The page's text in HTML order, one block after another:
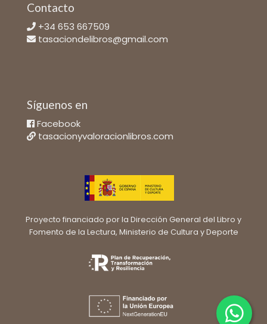
Contacto
+34 653 667509
tasaciondelibros@gmail.com
Síguenos en
Facebook
tasacionyvaloracionlibros.com
Proyecto financiado por la Dirección General del Libro y
Fomento de la Lectura, Ministerio de Cultura y Deporte